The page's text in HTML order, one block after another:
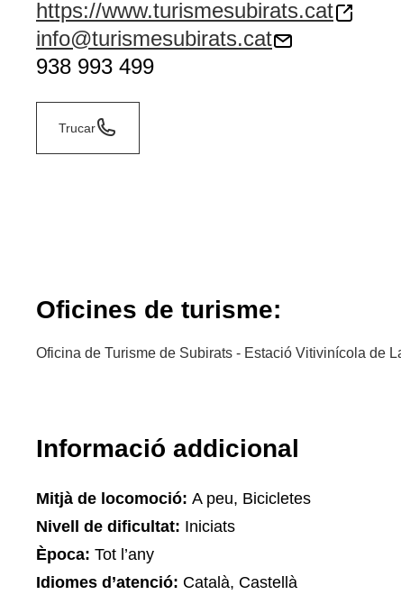
https://www.turismesubirats.cat
info@turismesubirats.cat
938 993 499
Trucar
Oficines de turisme:
Oficina de Turisme de Subirats - Estació Vitivinícola de
Informació addicional
Mitjà de locomoció: A peu, Bicicletes
Nivell de dificultat: Iniciats
Època: Tot l’any
Idiomes d’atenció: Català, Castellà